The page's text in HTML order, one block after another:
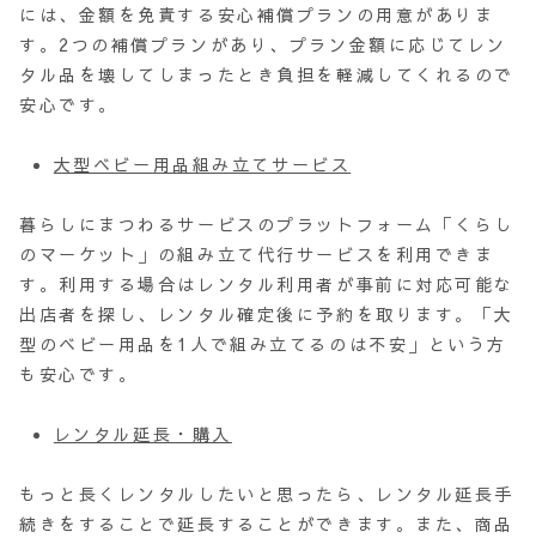
には、金額を免責する安心補償プランの用意がありま
す。2つの補償プランがあり、プラン金額に応じてレン
タル品を壊してしまったとき負担を軽減してくれるので
安心です。
大型ベビー用品組み立てサービス
暮らしにまつわるサービスのプラットフォーム「くらし
のマーケット」の組み立て代行サービスを利用できま
す。利用する場合はレンタル利用者が事前に対応可能な
出店者を探し、レンタル確定後に予約を取ります。「大
型のベビー用品を1人で組み立てるのは不安」という方
も安心です。
レンタル延長・購入
もっと長くレンタルしたいと思ったら、レンタル延長手
続きをすることで延長することができます。また、商品